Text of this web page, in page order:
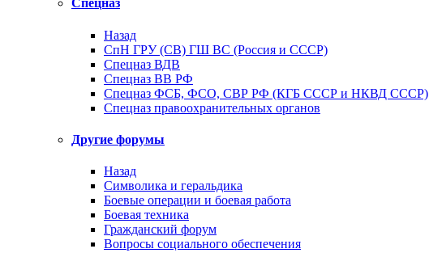
Спецназ
Назад
СпН ГРУ (СВ) ГШ ВС (Россия и СССР)
Спецназ ВДВ
Спецназ ВВ РФ
Спецназ ФСБ, ФСО, СВР РФ (КГБ СССР и НКВД СССР)
Спецназ правоохранительных органов
Другие форумы
Назад
Символика и геральдика
Боевые операции и боевая работа
Боевая техника
Гражданский форум
Вопросы социального обеспечения